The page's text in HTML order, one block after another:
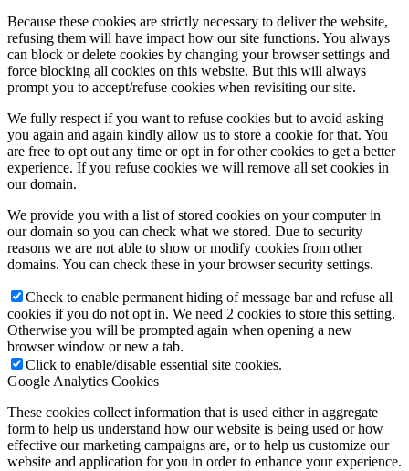
Because these cookies are strictly necessary to deliver the website,
refusing them will have impact how our site functions. You always
can block or delete cookies by changing your browser settings and
force blocking all cookies on this website. But this will always
prompt you to accept/refuse cookies when revisiting our site.
We fully respect if you want to refuse cookies but to avoid asking
you again and again kindly allow us to store a cookie for that. You
are free to opt out any time or opt in for other cookies to get a better
experience. If you refuse cookies we will remove all set cookies in
our domain.
We provide you with a list of stored cookies on your computer in
our domain so you can check what we stored. Due to security
reasons we are not able to show or modify cookies from other
domains. You can check these in your browser security settings.
Check to enable permanent hiding of message bar and refuse all
cookies if you do not opt in. We need 2 cookies to store this setting.
Otherwise you will be prompted again when opening a new
browser window or new a tab.
Click to enable/disable essential site cookies.
Google Analytics Cookies
These cookies collect information that is used either in aggregate
form to help us understand how our website is being used or how
effective our marketing campaigns are, or to help us customize our
website and application for you in order to enhance your experience.